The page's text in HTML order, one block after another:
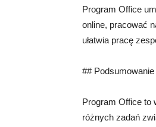
Program Office
online, pracować
ułatwia pracę
## Podsumowanie
Program Office to
różnych zadań